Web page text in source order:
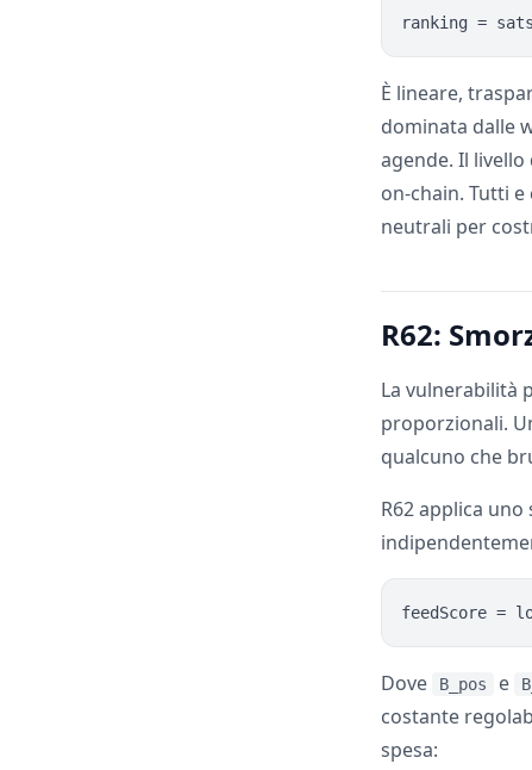
È lineare,
dominata dalle
agende. Il
on-chain. Tutti
neutrali per
R62:
La vulnerabilità
proporzionali.
qualcuno che
R62 applica
Dove B_pos e
costante
spesa: